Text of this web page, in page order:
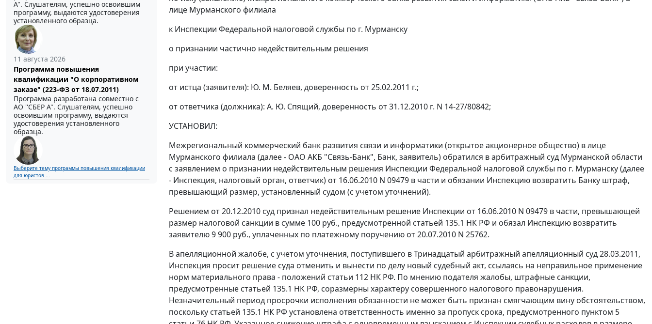
А". Слушателям, успешно освоившим
программу, выдаются удостоверения
установленного образца.
11 августа 2026
Программа повышения
квалификации "О корпоративном
заказе" (223-ФЗ от 18.07.2011)
Программа разработана совместно с
АО ''СБЕР А". Слушателям, успешно
освоившим программу, выдаются
удостоверения установленного
образца.
Выберите тему программы повышения квалификации
для юристов ...
лице Мурманского филиала
к Инспекции Федеральной налоговой службы по г. Мурманску
о признании частично недействительным решения
при участии:
от истца (заявителя): Ю. М. Беляев, доверенность от 25.02.2011 г.;
от ответчика (должника): А. Ю. Спящий, доверенность от 31.12.2010 г. N 14-27/80842;
УСТАНОВИЛ:
Межрегиональный коммерческий банк развития связи и информатики (открытое акционерное общество) в лице
Мурманского филиала (далее - ОАО АКБ "Связь-Банк", Банк, заявитель) обратился в арбитражный суд Мурманской области
с заявлением о признании недействительным решения Инспекции Федеральной налоговой службы по г. Мурманску (далее
- Инспекция, налоговый орган, ответчик) от 16.06.2010 N 09479 в части и обязании Инспекцию возвратить Банку штраф,
превышающий размер, установленный судом (с учетом уточнений).
Решением от 20.12.2010 суд признал недействительным решение Инспекции от 16.06.2010 N 09479 в части, превышающей
размер налоговой санкции в сумме 100 руб., предусмотренной статьей 135.1 НК РФ и обязал Инспекцию возвратить
заявителю 9 900 руб., уплаченных по платежному поручению от 20.07.2010 N 25762.
В апелляционной жалобе, с учетом уточнения, поступившего в Тринадцатый арбитражный апелляционный суд 28.03.2011,
Инспекция просит решение суда отменить и вынести по делу новый судебный акт, ссылаясь на неправильное применение
норм материального права - положений статьи 112 НК РФ. По мнению подателя жалобы, штрафные санкции,
предусмотренные статьей 135.1 НК РФ, соразмерны характеру совершенного налогового правонарушения.
Незначительный период просрочки исполнения обязанности не может быть признан смягчающим вину обстоятельством,
поскольку статьей 135.1 НК РФ установлена ответственность именно за пропуск срока, предусмотренного пунктом 5